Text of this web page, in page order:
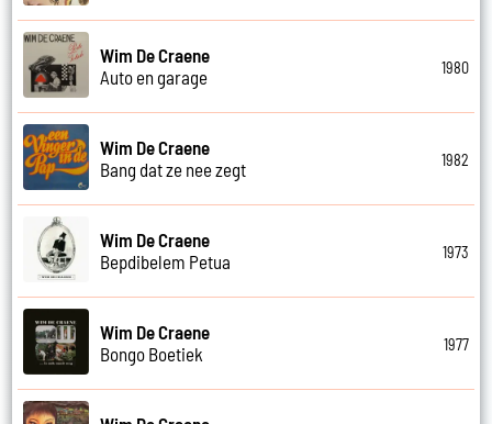
Wim De Craene
Auto en garage
1980
Wim De Craene
Bang dat ze nee zegt
1982
Wim De Craene
Bepdibelem Petua
1973
Wim De Craene
Bongo Boetiek
1977